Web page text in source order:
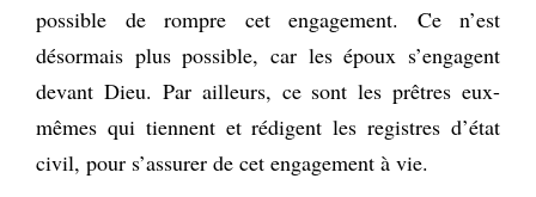
possible de rompre cet engagement. Ce n’est
désormais plus possible, car les époux s’engagent
devant Dieu. Par ailleurs, ce sont les prêtres eux-
mêmes qui tiennent et rédigent les registres d’état
civil, pour s’assurer de cet engagement à vie.